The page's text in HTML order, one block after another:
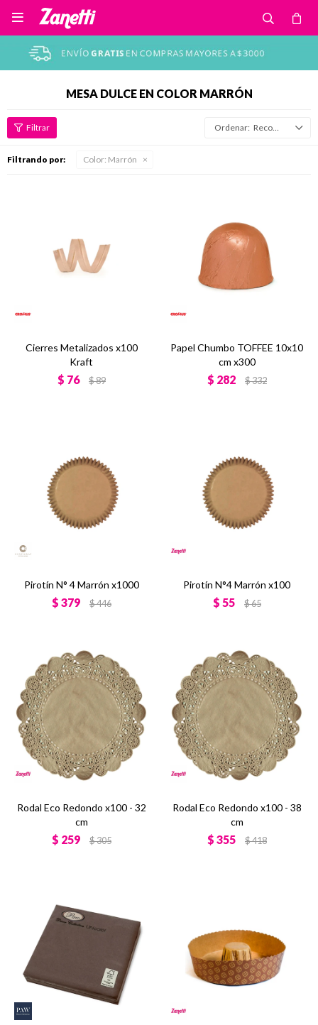

MESA DULCE EN COLOR MARRÓN
Recomendados
Filtrando por: Color: Marrón
Cierres Metalizados x100
Kraft
$ 76 $89
Papel Chumbo TOFFEE 10x10
cm x300
$ 282 $332
Pirotín N° 4 Marrón x1000
$ 379 $446
Pirotín N°4 Marrón x100
$ 55 $65
Rodal Eco Redondo x100 - 32
cm
$ 259 $305
Rodal Eco Redondo x100 - 38
cm
$ 355 $418